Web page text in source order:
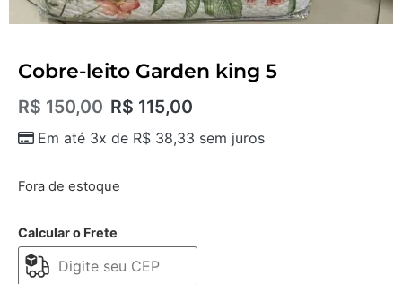
Cobre-leito Garden king 5
R$150,00 R$ 115,00
Em até 3x de R$ 38,33 sem juros
Fora de estoque
Calcular o Frete